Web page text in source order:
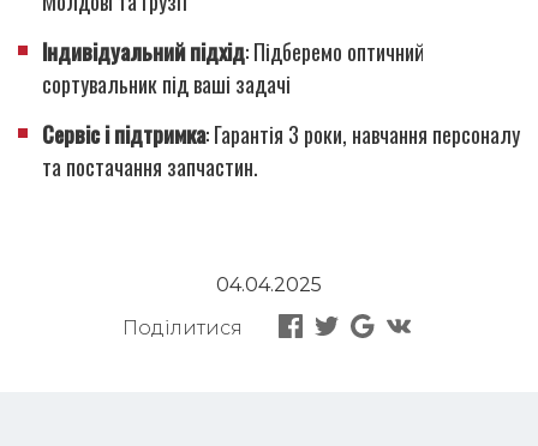
Індивідуальний підхід: Підберемо оптичний
сортувальник під ваші задачі
Сервіс і підтримка: Гарантія 3 роки, навчання персоналу
та постачання запчастин.
04.04.2025
Поділитися